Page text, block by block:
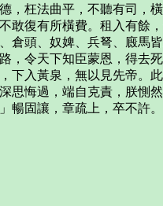
枉法曲平，不聽有司，
復有所橫費。租入有
頭、奴婢、兵弩、廄
令天下知臣蒙恩，得
入黃泉，無以見先帝。
思悔過，端自克責，朕
暢固讓，章疏上，卒不許。